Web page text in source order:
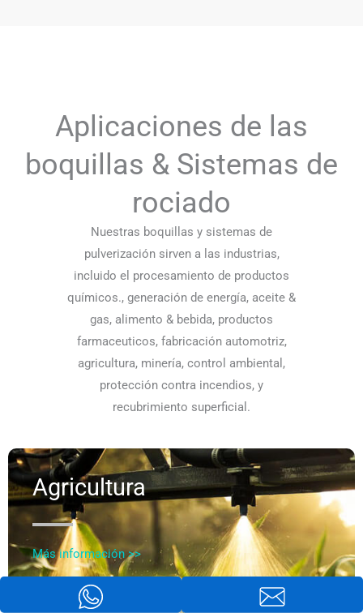
Aplicaciones de las
boquillas & Sistemas de
rociado
Nuestras boquillas y sistemas de
pulverización sirven a las industrias,
incluido el procesamiento de productos
químicos., generación de energía, aceite &
gas, alimento & bebida, productos
farmaceuticos, fabricación automotriz,
agricultura, minería, control ambiental,
protección contra incendios, y
recubrimiento superficial.
Agricultura
Más información >>